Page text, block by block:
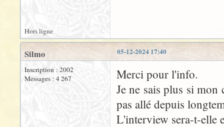
Hors ligne
05-12-2024 17:40
Silmo
Inscription : 2002
Messages : 4 267
Merci pour l'info.
Je ne sais plus si
pas allé depuis
L'interview sera-t-elle